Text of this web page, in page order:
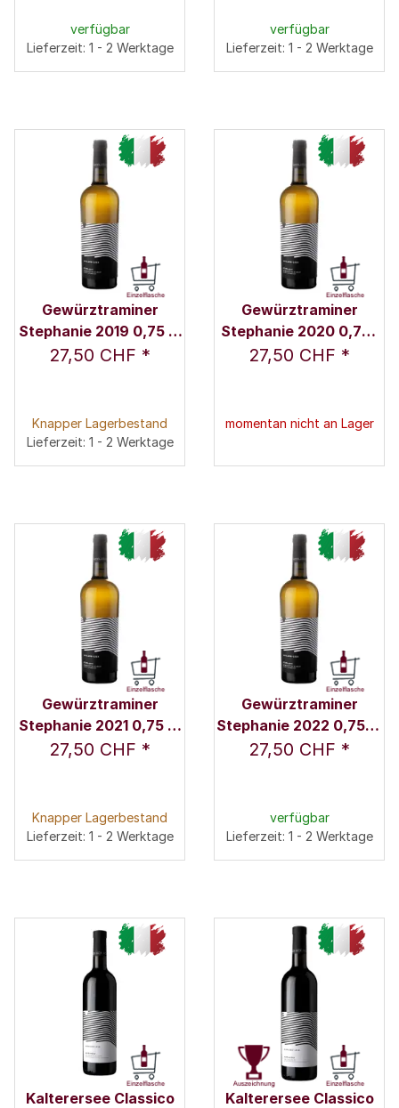
verfügbar
Lieferzeit: 1 - 2 Werktage
verfügbar
Lieferzeit: 1 - 2 Werktage
Gewürztraminer
Stephanie 2019 0,75 l -
Weingut Nicolussi-
27,50 CHF *
Knapper Lagerbestand
Lieferzeit: 1 - 2 Werktage
Gewürztraminer
Stephanie 2020 0,75 l
- Weingut Nicolussi-
27,50 CHF *
momentan nicht an Lager
Gewürztraminer
Stephanie 2021 0,75 l -
Weingut Nicolussi-
27,50 CHF *
Knapper Lagerbestand
Lieferzeit: 1 - 2 Werktage
Gewürztraminer
Stephanie 2022 0,75 l -
Weingut Nicolussi-
27,50 CHF *
verfügbar
Lieferzeit: 1 - 2 Werktage
Kalterersee Classico
Kalterersee Classico